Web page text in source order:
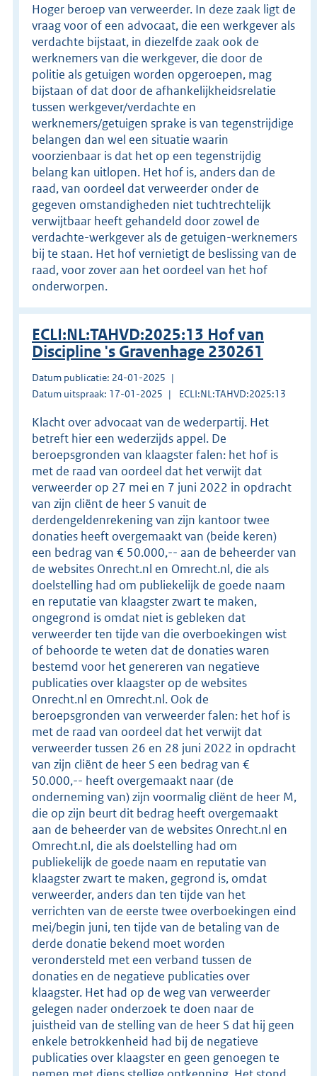
Hoger beroep van verweerder. In deze zaak ligt de
vraag voor of een advocaat, die een werkgever als
verdachte bijstaat, in diezelfde zaak ook de
werknemers van die werkgever, die door de
politie als getuigen worden opgeroepen, mag
bijstaan of dat door de afhankelijkheidsrelatie
tussen werkgever/verdachte en
werknemers/getuigen sprake is van tegenstrijdige
belangen dan wel een situatie waarin
voorzienbaar is dat het op een tegenstrijdig
belang kan uitlopen. Het hof is, anders dan de
raad, van oordeel dat verweerder onder de
gegeven omstandigheden niet tuchtrechtelijk
verwijtbaar heeft gehandeld door zowel de
verdachte-werkgever als de getuigen-werknemers
bij te staan. Het hof vernietigt de beslissing van de
raad, voor zover aan het oordeel van het hof
onderworpen.
ECLI:NL:TAHVD:2025:13 Hof van
Discipline 's Gravenhage 230261
Datum publicatie: 24-01-2025
Datum uitspraak: 17-01-2025
ECLI:NL:TAHVD:2025:13
Klacht over advocaat van de wederpartij. Het
betreft hier een wederzijds appel. De
beroepsgronden van klaagster falen: het hof is
met de raad van oordeel dat het verwijt dat
verweerder op 27 mei en 7 juni 2022 in opdracht
van zijn cliënt de heer S vanuit de
derdengeldenrekening van zijn kantoor twee
donaties heeft overgemaakt van (beide keren)
een bedrag van € 50.000,-- aan de beheerder van
de websites Onrecht.nl en Omrecht.nl, die als
doelstelling had om publiekelijk de goede naam
en reputatie van klaagster zwart te maken,
ongegrond is omdat niet is gebleken dat
verweerder ten tijde van die overboekingen wist
of behoorde te weten dat de donaties waren
bestemd voor het genereren van negatieve
publicaties over klaagster op de websites
Onrecht.nl en Omrecht.nl. Ook de
beroepsgronden van verweerder falen: het hof is
met de raad van oordeel dat het verwijt dat
verweerder tussen 26 en 28 juni 2022 in opdracht
van zijn cliënt de heer S een bedrag van €
50.000,-- heeft overgemaakt naar (de
onderneming van) zijn voormalig cliënt de heer M,
die op zijn beurt dit bedrag heeft overgemaakt
aan de beheerder van de websites Onrecht.nl en
Omrecht.nl, die als doelstelling had om
publiekelijk de goede naam en reputatie van
klaagster zwart te maken, gegrond is, omdat
verweerder, anders dan ten tijde van het
verrichten van de eerste twee overboekingen eind
mei/begin juni, ten tijde van de betaling van de
derde donatie bekend moet worden
verondersteld met een verband tussen de
donaties en de negatieve publicaties over
klaagster. Het had op de weg van verweerder
gelegen nader onderzoek te doen naar de
juistheid van de stelling van de heer S dat hij geen
enkele betrokkenheid had bij de negatieve
publicaties over klaagster en geen genoegen te